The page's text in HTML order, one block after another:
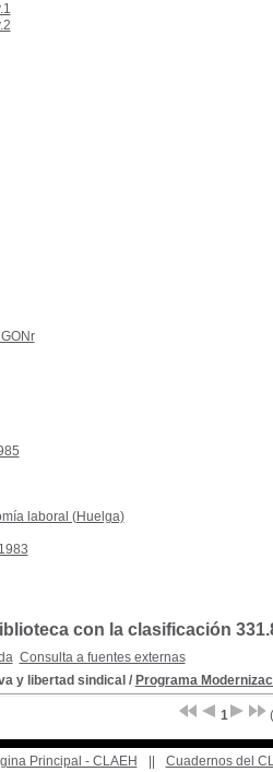
laboral (Huelga)
con la clasificación
Consulta a fuentes externas
y libertad sindical / Programa
1
Principal - CLAEH Cuadernos del